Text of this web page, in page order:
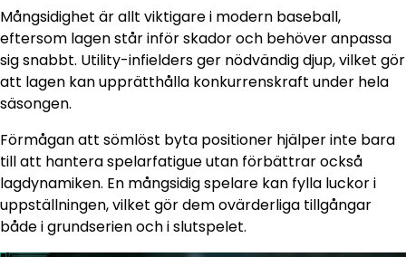
Mångsidighet är allt viktigare i modern baseball,
eftersom lagen står inför skador och behöver anpassa
sig snabbt. Utility-infielders ger nödvändig djup, vilket gör
att lagen kan upprätthålla konkurrenskraft under hela
säsongen.
Förmågan att sömlöst byta positioner hjälper inte bara
till att hantera spelarfatigue utan förbättrar också
lagdynamiken. En mångsidig spelare kan fylla luckor i
uppställningen, vilket gör dem ovärderliga tillgångar
både i grundserien och i slutspelet.